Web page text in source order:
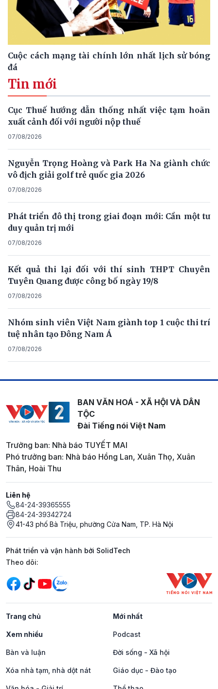
Cuộc cách mạng tài chính lớn nhất lịch sử bóng
đá
Tin mới
Cục Thuế hướng dẫn thống nhất việc tạm hoãn
xuất cảnh đối với người nộp thuế
07/08/2026
Nguyễn Trọng Hoàng và Park Ha Na giành chức
vô địch giải golf trẻ quốc gia 2026
07/08/2026
Phát triển đô thị trong giai đoạn mới: Cần một tư
duy quản trị mới
07/08/2026
Kết quả thi lại đối với thí sinh THPT Chuyên
Tuyên Quang được công bố ngày 19/8
07/08/2026
Nhóm sinh viên Việt Nam giành top 1 cuộc thi trí
tuệ nhân tạo Đông Nam Á
07/08/2026
BAN VĂN HOÁ - XÃ HỘI VÀ DÂN
TỘC
Đài Tiếng nói Việt Nam
Trưởng ban: Nhà báo TUYẾT MAI
Phó trưởng ban: Nhà báo Hồng Lan, Xuân Thọ, Xuân
Thân, Hoài Thu
Liên hệ
84-24-39365555
84-24-39342724
41-43 phố Bà Triệu, phường Cửa Nam, TP. Hà Nội
Phát triển và vận hành bởi SolidTech
Mạng xã hội
Theo dõi:
Trang chủ Mới nhất
Xem nhiều Podcast
Bàn và luận Đời sống - Xã hội
Xóa nhà tạm, nhà dột nát Giáo dục - Đào tạo